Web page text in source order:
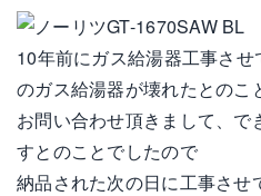
10年前にガス給湯器工事さ
のガス給湯器が壊れたとのこ
お問い合わせ頂きまして、で
すとのことでしたので
納品された次の日に工事させ